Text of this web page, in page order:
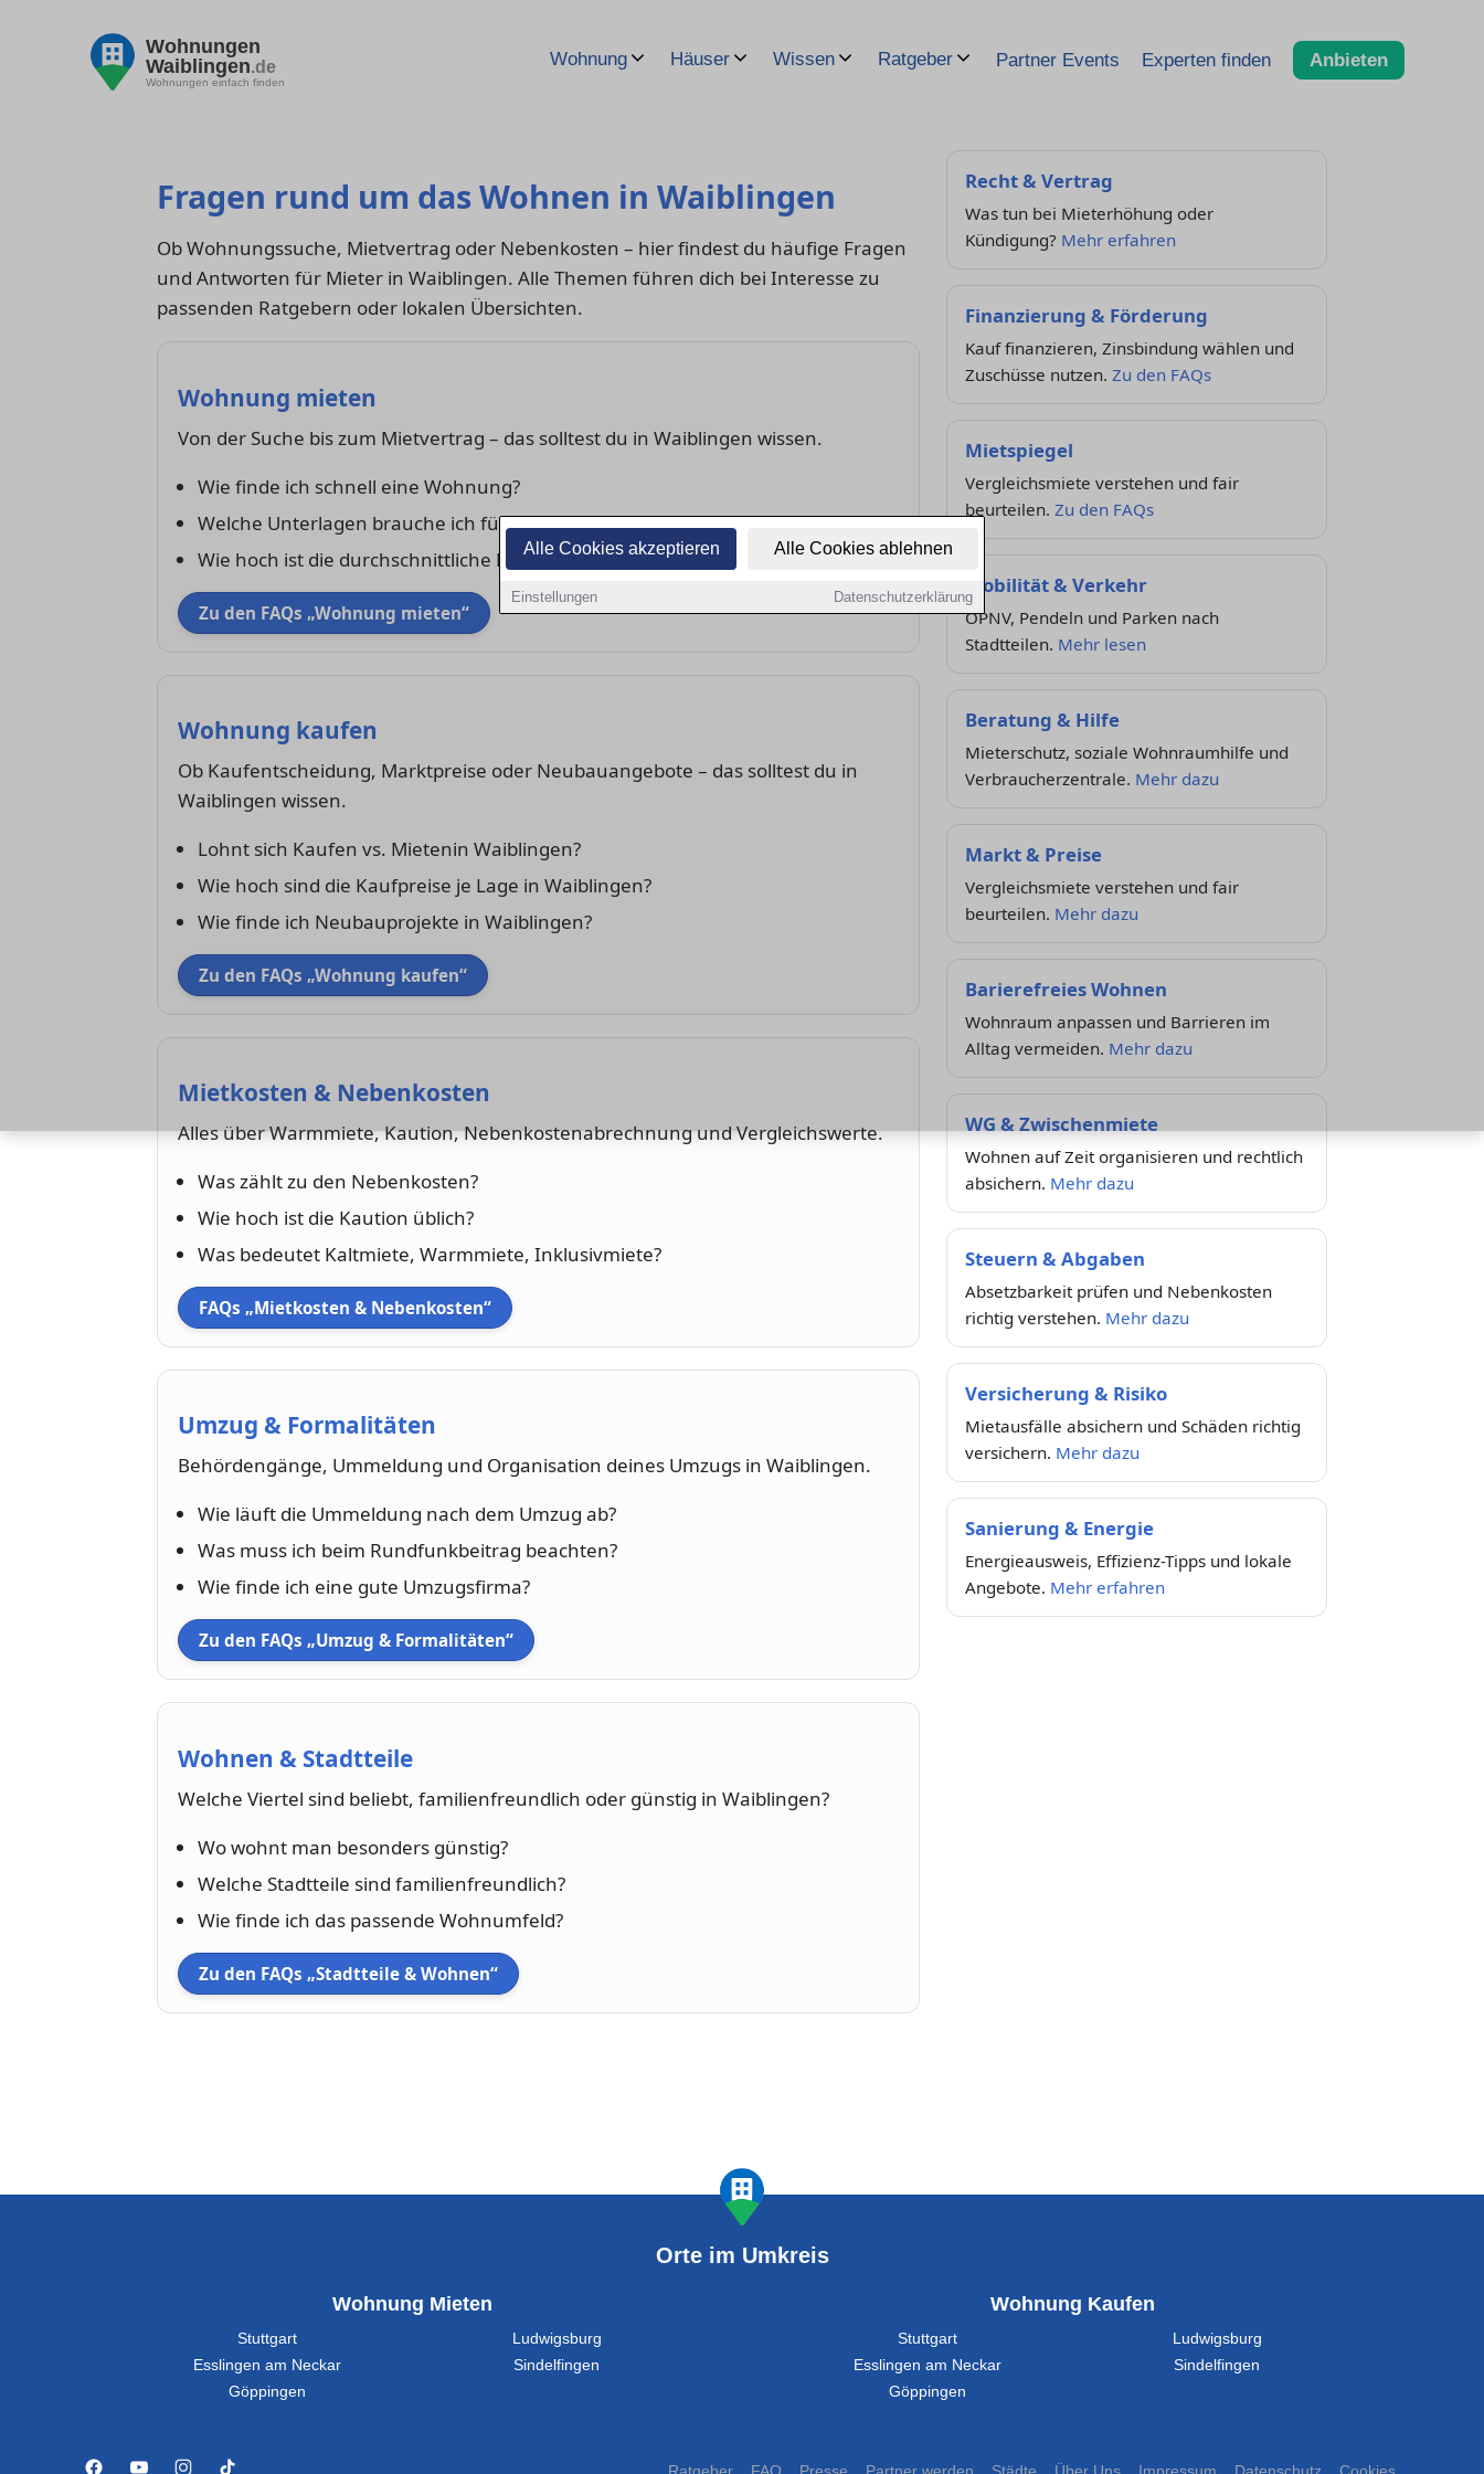
Alle Cookies akzeptieren Alle Cookies ablehnen
Einstellungen Datenschutzerklärung
Wohnungen
Waiblingen.de
Wohnungen einfach finden
Wohnung Häuser Wissen Ratgeber Partner Events Experten finden Anbieten
Fragen rund um das Wohnen in Waiblingen
Ob Wohnungssuche, Mietvertrag oder Nebenkosten – hier findest du häufige Fragen
und Antworten für Mieter in Waiblingen. Alle Themen führen dich bei Interesse zu
passenden Ratgebern oder lokalen Übersichten.
Wohnung mieten
Von der Suche bis zum Mietvertrag – das solltest du in Waiblingen wissen.
Wie finde ich schnell eine Wohnung?
Welche Unterlagen brauche ich für die Wohnungsbewerbung?
Wie hoch ist die durchschnittliche Miete?
Zu den FAQs „Wohnung mieten“
Wohnung kaufen
Ob Kaufentscheidung, Marktpreise oder Neubauangebote – das solltest du in
Waiblingen wissen.
Lohnt sich Kaufen vs. Mietenin Waiblingen?
Wie hoch sind die Kaufpreise je Lage in Waiblingen?
Wie finde ich Neubauprojekte in Waiblingen?
Zu den FAQs „Wohnung kaufen“
Mietkosten & Nebenkosten
Alles über Warmmiete, Kaution, Nebenkostenabrechnung und Vergleichswerte.
Was zählt zu den Nebenkosten?
Wie hoch ist die Kaution üblich?
Was bedeutet Kaltmiete, Warmmiete, Inklusivmiete?
FAQs „Mietkosten & Nebenkosten“
Umzug & Formalitäten
Behördengänge, Ummeldung und Organisation deines Umzugs in Waiblingen.
Wie läuft die Ummeldung nach dem Umzug ab?
Was muss ich beim Rundfunkbeitrag beachten?
Wie finde ich eine gute Umzugsfirma?
Zu den FAQs „Umzug & Formalitäten“
Wohnen & Stadtteile
Welche Viertel sind beliebt, familienfreundlich oder günstig in Waiblingen?
Wo wohnt man besonders günstig?
Welche Stadtteile sind familienfreundlich?
Wie finde ich das passende Wohnumfeld?
Zu den FAQs „Stadtteile & Wohnen“
Recht & Vertrag
Was tun bei Mieterhöhung oder
Kündigung? Mehr erfahren
Finanzierung & Förderung
Kauf finanzieren, Zinsbindung wählen und
Zuschüsse nutzen. Zu den FAQs
Mietspiegel
Vergleichsmiete verstehen und fair
beurteilen. Zu den FAQs
Mobilität & Verkehr
ÖPNV, Pendeln und Parken nach
Stadtteilen. Mehr lesen
Beratung & Hilfe
Mieterschutz, soziale Wohnraumhilfe und
Verbraucherzentrale. Mehr dazu
Markt & Preise
Vergleichsmiete verstehen und fair
beurteilen. Mehr dazu
Barierefreies Wohnen
Wohnraum anpassen und Barrieren im
Alltag vermeiden. Mehr dazu
WG & Zwischenmiete
Wohnen auf Zeit organisieren und rechtlich
absichern. Mehr dazu
Steuern & Abgaben
Absetzbarkeit prüfen und Nebenkosten
richtig verstehen. Mehr dazu
Versicherung & Risiko
Mietausfälle absichern und Schäden richtig
versichern. Mehr dazu
Sanierung & Energie
Energieausweis, Effizienz-Tipps und lokale
Angebote. Mehr erfahren
Orte im Umkreis
Wohnung Mieten
Stuttgart
Ludwigsburg
Esslingen am Neckar
Sindelfingen
Göppingen
Wohnung Kaufen
Stuttgart
Ludwigsburg
Esslingen am Neckar
Sindelfingen
Göppingen